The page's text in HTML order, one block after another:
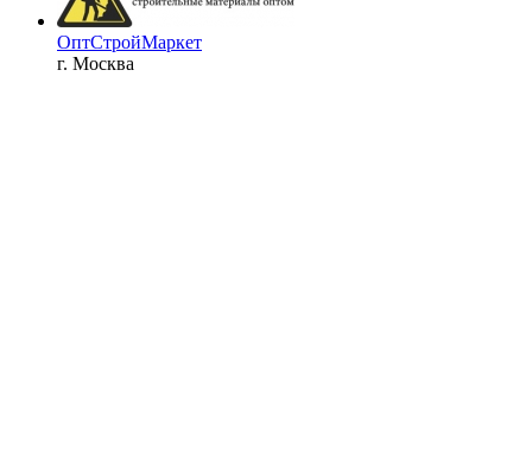
ОптСтройМаркет
г. Москва